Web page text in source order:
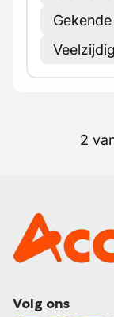
2
Volg ons